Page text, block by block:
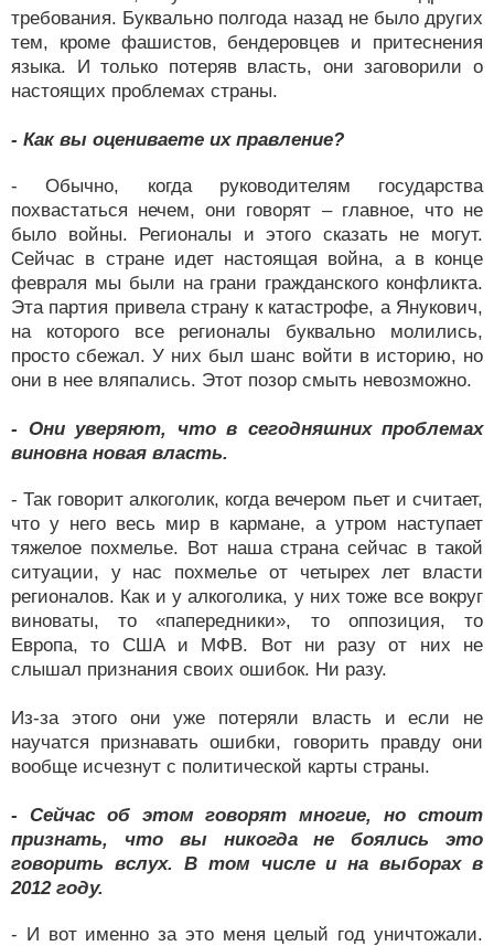
требования. Буквально полгода назад не было других
тем, кроме фашистов, бендеровцев и притеснения
языка. И только потеряв власть, они заговорили о
настоящих проблемах страны.
- Как вы оцениваете их правление?
- Обычно, когда руководителям государства
похвастаться нечем, они говорят – главное, что не
было войны. Регионалы и этого сказать не могут.
Сейчас в стране идет настоящая война, а в конце
февраля мы были на грани гражданского конфликта.
Эта партия привела страну к катастрофе, а Янукович,
на которого все регионалы буквально молились,
просто сбежал. У них был шанс войти в историю, но
они в нее вляпались. Этот позор смыть невозможно.
- Они уверяют, что в сегодняшних проблемах
виновна новая власть.
- Так говорит алкоголик, когда вечером пьет и считает,
что у него весь мир в кармане, а утром наступает
тяжелое похмелье. Вот наша страна сейчас в такой
ситуации, у нас похмелье от четырех лет власти
регионалов. Как и у алкоголика, у них тоже все вокруг
виноваты, то «папередники», то оппозиция, то
Европа, то США и МФВ. Вот ни разу от них не
слышал признания своих ошибок. Ни разу.
Из-за этого они уже потеряли власть и если не
научатся признавать ошибки, говорить правду они
вообще исчезнут с политической карты страны.
- Сейчас об этом говорят многие, но стоит
признать, что вы никогда не боялись это
говорить вслух. В том числе и на выборах в
2012 году.
- И вот именно за это меня целый год уничтожали.